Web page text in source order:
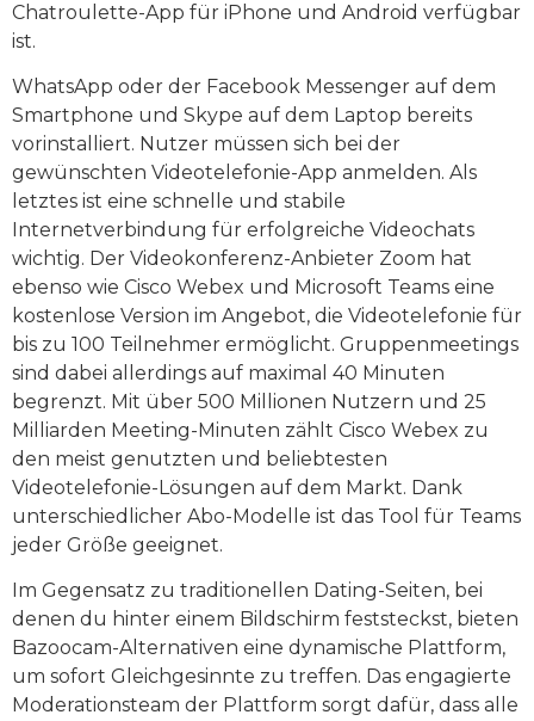
Chatroulette-App für iPhone und Android verfügbar
ist.
WhatsApp oder der Facebook Messenger auf dem
Smartphone und Skype auf dem Laptop bereits
vorinstalliert. Nutzer müssen sich bei der
gewünschten Videotelefonie-App anmelden. Als
letztes ist eine schnelle und stabile
Internetverbindung für erfolgreiche Videochats
wichtig. Der Videokonferenz-Anbieter Zoom hat
ebenso wie Cisco Webex und Microsoft Teams eine
kostenlose Version im Angebot, die Videotelefonie für
bis zu 100 Teilnehmer ermöglicht. Gruppenmeetings
sind dabei allerdings auf maximal 40 Minuten
begrenzt. Mit über 500 Millionen Nutzern und 25
Milliarden Meeting-Minuten zählt Cisco Webex zu
den meist genutzten und beliebtesten
Videotelefonie-Lösungen auf dem Markt. Dank
unterschiedlicher Abo-Modelle ist das Tool für Teams
jeder Größe geeignet.
Im Gegensatz zu traditionellen Dating-Seiten, bei
denen du hinter einem Bildschirm feststeckst, bieten
Bazoocam-Alternativen eine dynamische Plattform,
um sofort Gleichgesinnte zu treffen. Das engagierte
Moderationsteam der Plattform sorgt dafür, dass alle